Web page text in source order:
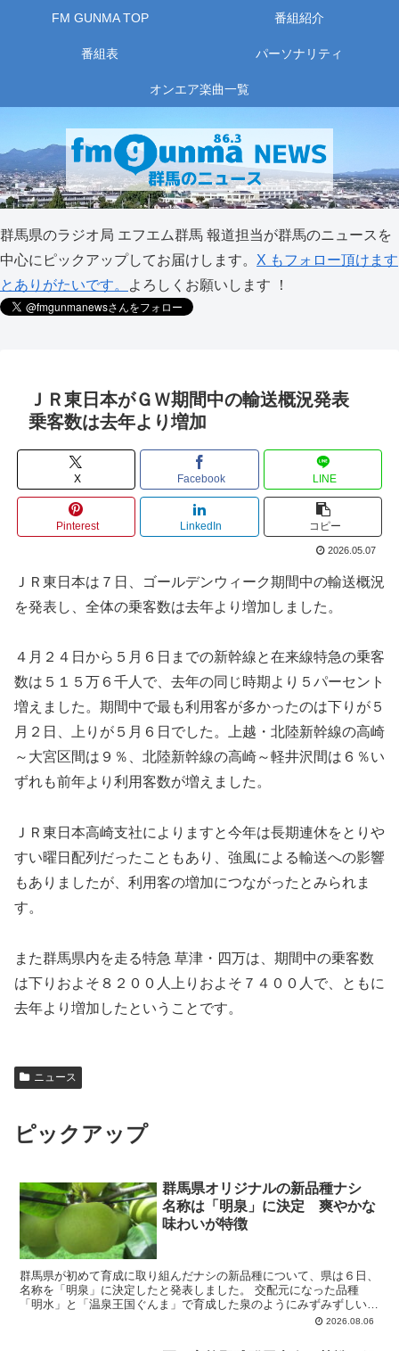
FM GUNMA TOP 番組紹介
番組表 パーソナリティ
オンエア楽曲一覧
群馬県のラジオ局 エフエム群馬 報道担当が群馬のニュースを
中心にピックアップしてお届けします。 X もフォロー頂けます
とありがたいです。
よろしくお願いします ！
ＪＲ東日本がＧＷ期間中の輸送概況発表
乗客数は去年より増加
X Facebook LINE
Pinterest LinkedIn コピー
2026.05.07
ＪＲ東日本は７日、ゴールデンウィーク期間中の輸送概況
を発表し、全体の乗客数は去年より増加しました。
４月２４日から５月６日までの新幹線と在来線特急の乗客
数は５１５万６千人で、去年の同じ時期より５パーセント
増えました。期間中で最も利用客が多かったのは下りが５
月２日、上りが５月６日でした。上越・北陸新幹線の高崎
～大宮区間は９％、北陸新幹線の高崎～軽井沢間は６％い
ずれも前年より利用客数が増えました。
ＪＲ東日本高崎支社によりますと今年は長期連休をとりや
すい曜日配列だったこともあり、強風による輸送への影響
もありましたが、利用客の増加につながったとみられま
す。
また群馬県内を走る特急 草津・四万は、期間中の乗客数
は下りおよそ８２００人上りおよそ７４００人で、ともに
去年より増加したということです。
ニュース
ピックアップ
群馬県オリジナルの新品種ナシ
名称は「明泉」に決定 爽やかな
味わいが特徴
群馬県が初めて育成に取り組んだナシの新品種について、県は６日、
名称を「明泉」に決定したと発表しました。 交配元になった品種
「明水」と「温泉王国ぐんま」で育成した泉のようにみずみずしい食
味から名付けられました。大玉で食感がよく、冷やすと引き立...
2026.08.06